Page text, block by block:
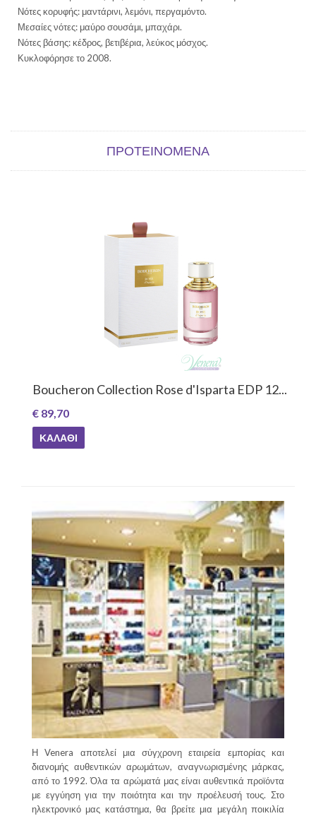
Νότες κορυφής: μαντάρινι, λεμόνι, περγαμόντο.
Μεσαίες νότες: μαύρο σουσάμι, μπαχάρι.
Νότες βάσης: κέδρος, βετιβέρια, λεύκος μόσχος.
Κυκλοφόρησε το 2008.
ΠΡΟΤΕΙΝΌΜΕΝΑ
Boucheron Collection Rose d'Isparta EDP 12...
€ 89,70
ΚΑΛΆΘΙ
Η Venera αποτελεί μια σύγχρονη εταιρεία εμπορίας και
διανομής αυθεντικών αρωμάτων, αναγνωρισμένης μάρκας,
από το 1992. Όλα τα αρώματά μας είναι αυθεντικά προϊόντα
με εγγύηση για την ποιότητα και την προέλευσή τους. Στο
ηλεκτρονικό μας κατάστημα, θα βρείτε μια μεγάλη ποικιλία